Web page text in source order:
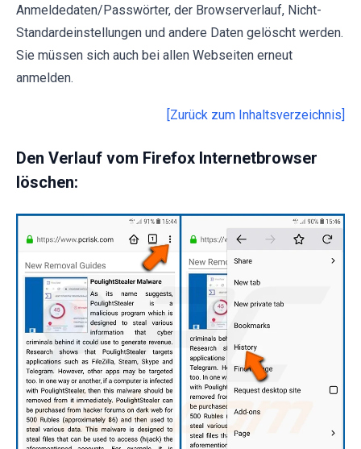
Anmeldedaten/Passwörter, der Browserverlauf, Nicht-
Standardeinstellungen und andere Daten gelöscht werden.
Sie müssen sich auch bei allen Webseiten erneut
anmelden.
[Zurück zum Inhaltsverzeichnis]
Den Verlauf vom Firefox Internetbrowser
löschen: